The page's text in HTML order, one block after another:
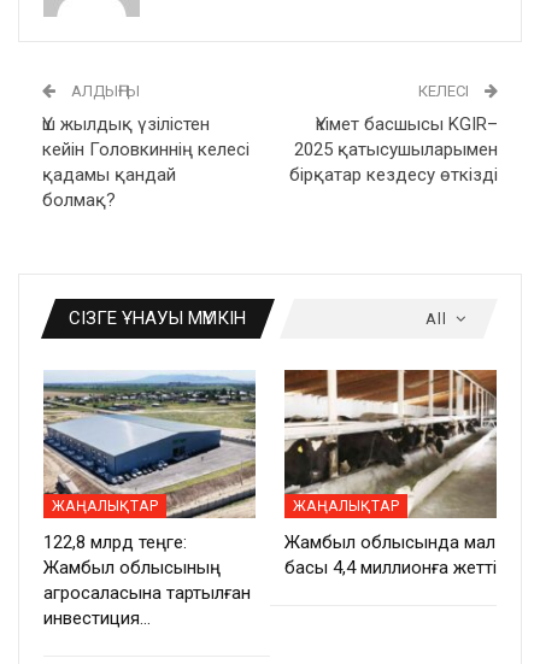
АЛДЫҢҒЫ
Үш жылдық үзілістен
кейін Головкиннің келесі
қадамы қандай
болмақ?
КЕЛЕСІ
Үкімет басшысы KGIR–
2025 қатысушыларымен
бірқатар кездесу өткізді
All
СІЗГЕ ҰНАУЫ МҮМКІН
ЖАҢАЛЫҚТАР
122,8 млрд теңге:
Жамбыл облысының
агросаласына тартылған
инвестиция…
ЖАҢАЛЫҚТАР
Жамбыл облысында мал
басы 4,4 миллионға жетті